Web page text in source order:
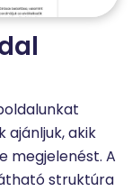
ajánljuk, akik
megjelenést. A
struktúra